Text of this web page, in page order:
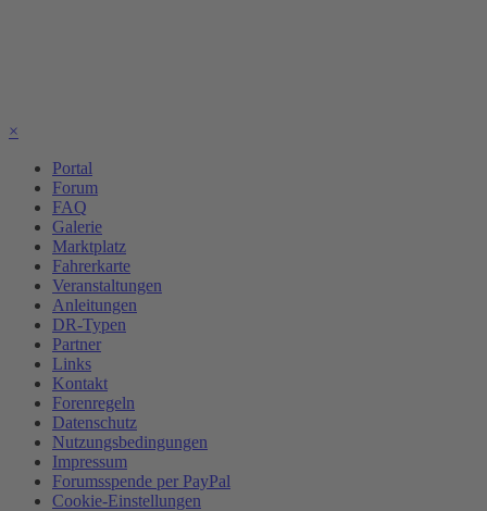
×
Portal
Forum
FAQ
Galerie
Marktplatz
Fahrerkarte
Veranstaltungen
Anleitungen
DR-Typen
Partner
Links
Kontakt
Forenregeln
Datenschutz
Nutzungsbedingungen
Impressum
Forumsspende per PayPal
Cookie-Einstellungen